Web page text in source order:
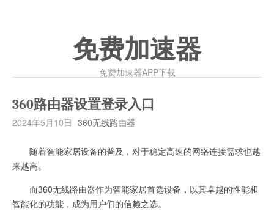
免费加速器
免费加速器APP下载
360路由器设置登录入口
2024年5月10日 360无线路由器
随着智能家居设备的普及，对于稳定高速的网络连接需求也越
来越高。
而360无线路由器作为智能家居首选设备，以其卓越的性能和
智能化的功能，成为用户们的信赖之选。